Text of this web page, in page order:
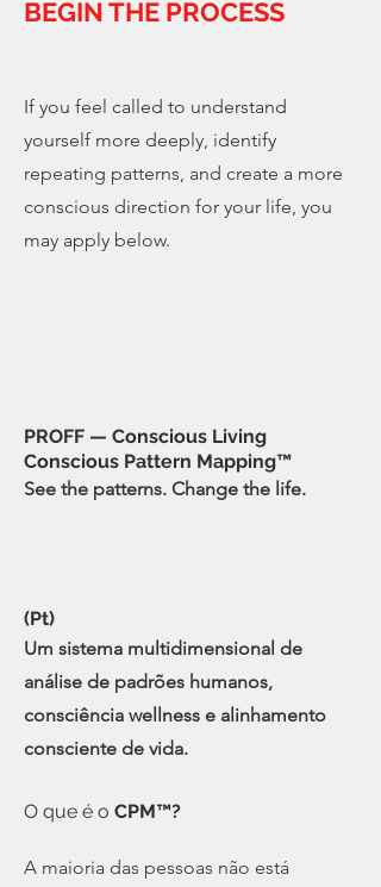
BEGIN THE PROCESS
If you feel called to understand
yourself more deeply, identify
repeating patterns, and create a more
conscious direction for your life, you
may apply below.
PROFF — Conscious Living
Conscious Pattern Mapping™
See the patterns. Change the life.
(Pt)
Um sistema multidimensional de
análise de padrões humanos,
consciência wellness e alinhamento
consciente de vida.
O que é o CPM™?
A maioria das pessoas não está